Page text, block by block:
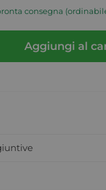
consegna
Aggiungi al